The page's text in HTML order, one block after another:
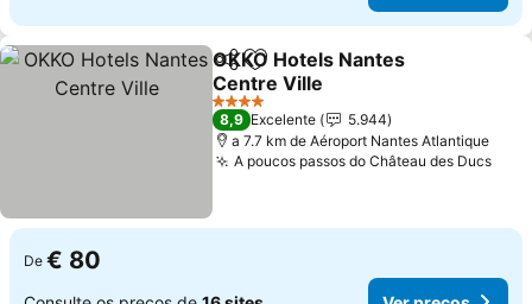
PartilharAdicionar aos favoritos
OKKO Hotels Nantes
Centre Ville
4 Estrelas
8,9 Excelente
5.944
a 7.7 km de Aéroport Nantes Atlantique
A poucos passos do Château des Ducs
De € 80